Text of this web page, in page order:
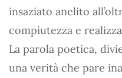
insaziato anelito
compiutezza e
La parola poetica,
una verità che pare